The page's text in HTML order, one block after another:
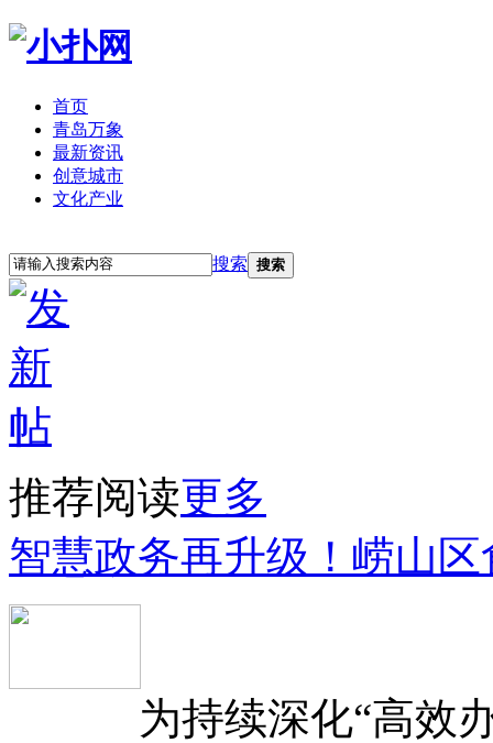
首页
青岛万象
最新资讯
创意城市
文化产业
搜索 搜索
推荐阅读更多
智慧政务再升级！崂山
为持续深化“高效办